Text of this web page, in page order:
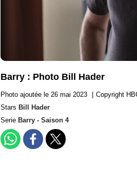
Barry : Photo Bill Hader
Photo ajoutée le 26 mai 2023
Copyright
Stars Bill Hader
Serie Barry - Saison 4